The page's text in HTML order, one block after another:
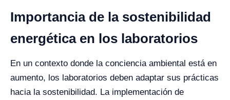
Importancia de la sostenibilidad
energética en los laboratorios
En un contexto donde la conciencia ambiental está en
aumento, los laboratorios deben adaptar sus prácticas
hacia la sostenibilidad. La implementación de